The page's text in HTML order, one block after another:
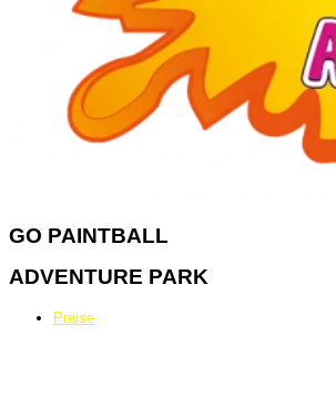
GO PAINTBALL
ADVENTURE PARK
Preise